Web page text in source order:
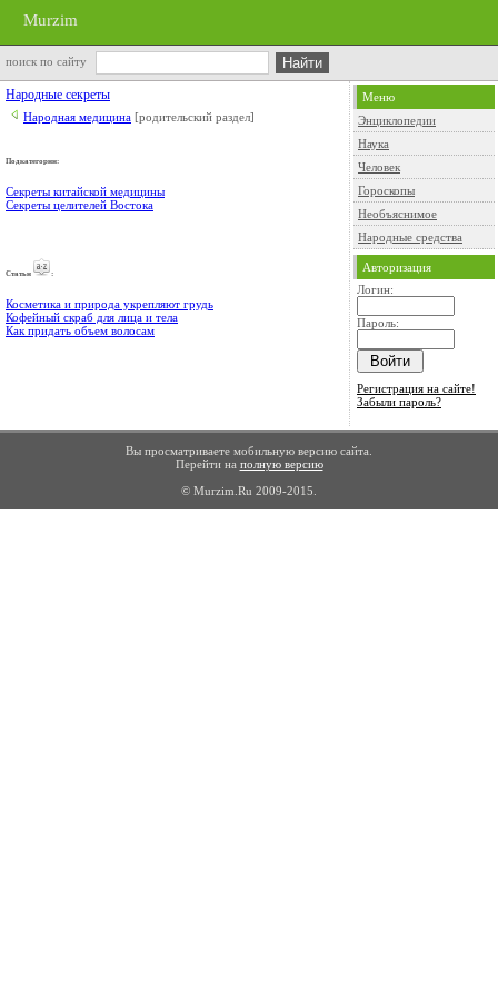
Murzim
поиск по сайту
Народные секреты
Народная медицина [родительский раздел]
Подкатегории:
Секреты китайской медицины
Секреты целителей Востока
Cтатьи :
Косметика и природа укрепляют грудь
Кофейный скраб для лица и тела
Как придать объем волосам
Меню
Энциклопедии
Наука
Человек
Гороскопы
Необъяснимое
Народные средства
Авторизация
Логин:
Пароль:
Регистрация на сайте!
Забыли пароль?
Вы просматриваете мобильную версию сайта.
Перейти на полную версию
© Murzim.Ru 2009-2015.